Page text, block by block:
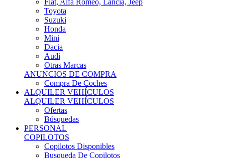
Fiat, Alfa Romeo, Lancia, Jeep
Toyota
Suzuki
Honda
Mini
Dacia
Audi
Otras Marcas
ANUNCIOS DE COMPRA
Compra De Coches
ALQUILER VEHÍCULOS
ALQUILER VEHÍCULOS
Ofertas
Búsquedas
PERSONAL
COPILOTOS
Copilotos Disponibles
Busqueda De Copilotos